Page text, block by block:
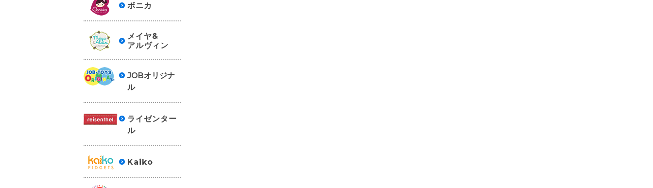
ボニカ
メイヤ&
アルヴィン
JOBオリジナ
ル
ライゼンター
ル
Kaiko